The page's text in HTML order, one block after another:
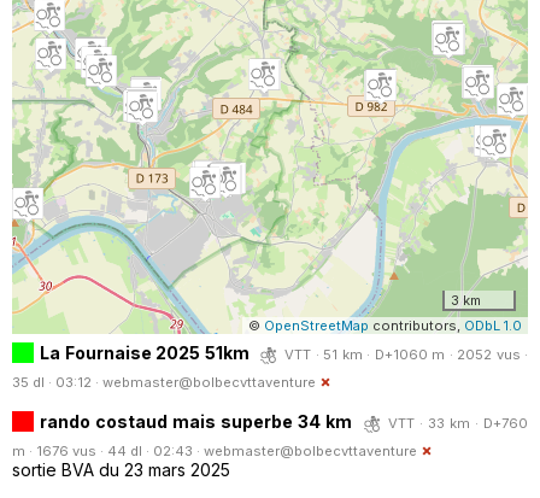
3 km
© OpenStreetMap contributors, ODbL 1.0
La Fournaise 2025 51km
VTT · 51 km · D+1060 m · 2052 vus ·
35 dl · 03:12 · webmaster@bolbecvttaventure
rando costaud mais superbe 34 km
VTT · 33 km · D+760
m · 1676 vus · 44 dl · 02:43 · webmaster@bolbecvttaventure
sortie BVA du 23 mars 2025